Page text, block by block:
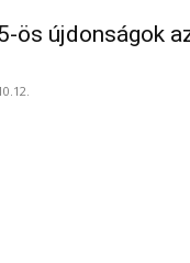
ös újdonságok